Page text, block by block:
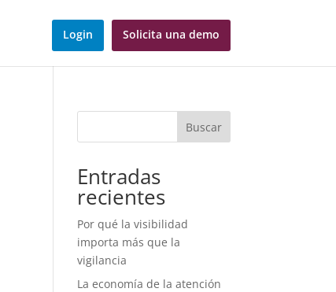
Login Solicita una demo
Buscar
Entradas
recientes
Por qué la visibilidad
importa más que la
vigilancia
La economía de la atención